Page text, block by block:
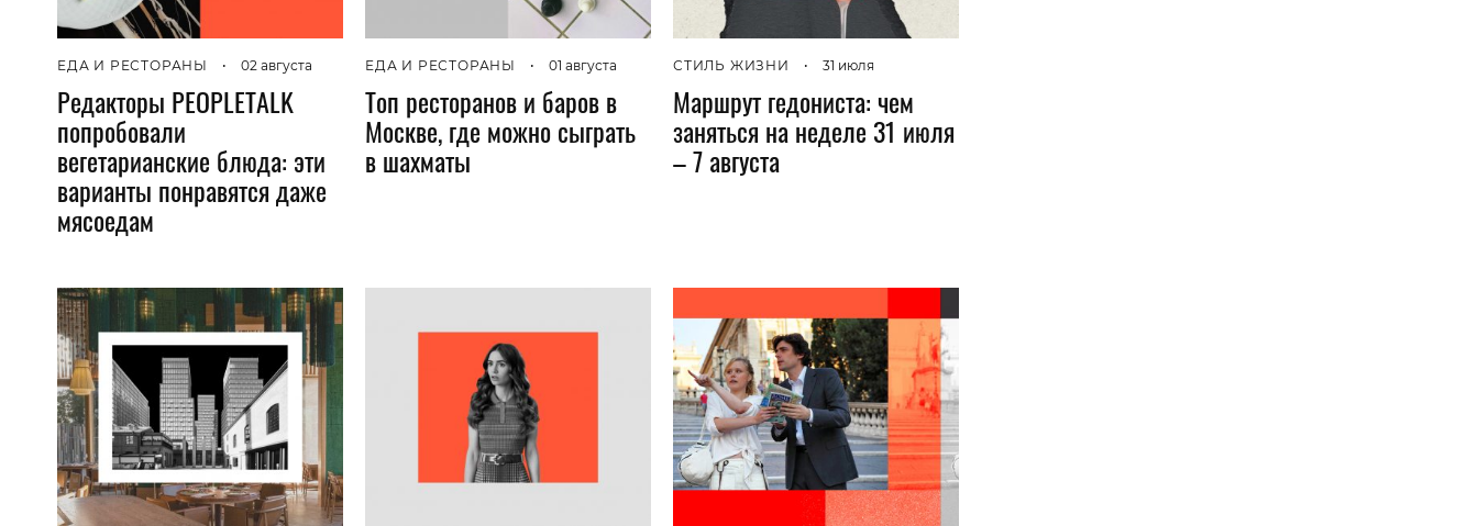
ЕДА И РЕСТОРАНЫ • 02 августа
Редакторы PEOPLETALK
попробовали
вегетарианские блюда: эти
варианты понравятся даже
мясоедам
ЕДА И РЕСТОРАНЫ • 01 августа
Топ ресторанов и баров в
Москве, где можно сыграть
в шахматы
СТИЛЬ ЖИЗНИ • 31 июля
Маршрут гедониста: чем
заняться на неделе 31 июля
– 7 августа